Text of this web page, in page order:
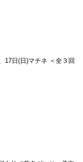
17日(日)マチネ ＜全３回